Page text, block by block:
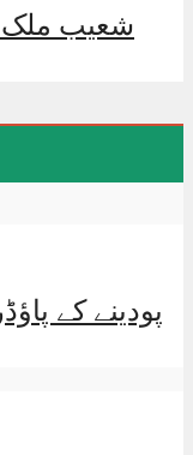
شعیب ملک
پودینے کے